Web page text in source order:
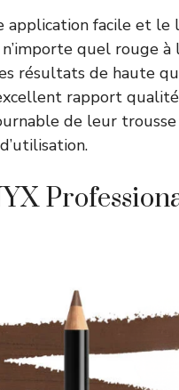
application facile et le
quel rouge
résultats de haute
rapport
de leur